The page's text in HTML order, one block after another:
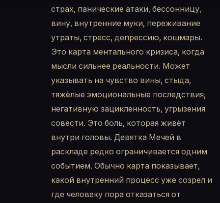
страх, панические атаки, бессонницу,
вину, внутренние муки, переживание
утраты, стресс, депрессию, кошмары.
Это карта ментального кризиса, когда
мысли сильнее реальности. Может
указывать на чувство вины, стыда,
тяжёлые эмоциональные последствия,
негативную зацикленность, угрызения
совести. Это боль, которая живёт
внутри головы. Девятка Мечей в
раскладе редко ограничивается одним
событием. Обычно карта показывает,
какой внутренний процесс уже созрел и
где человеку пора отказаться от